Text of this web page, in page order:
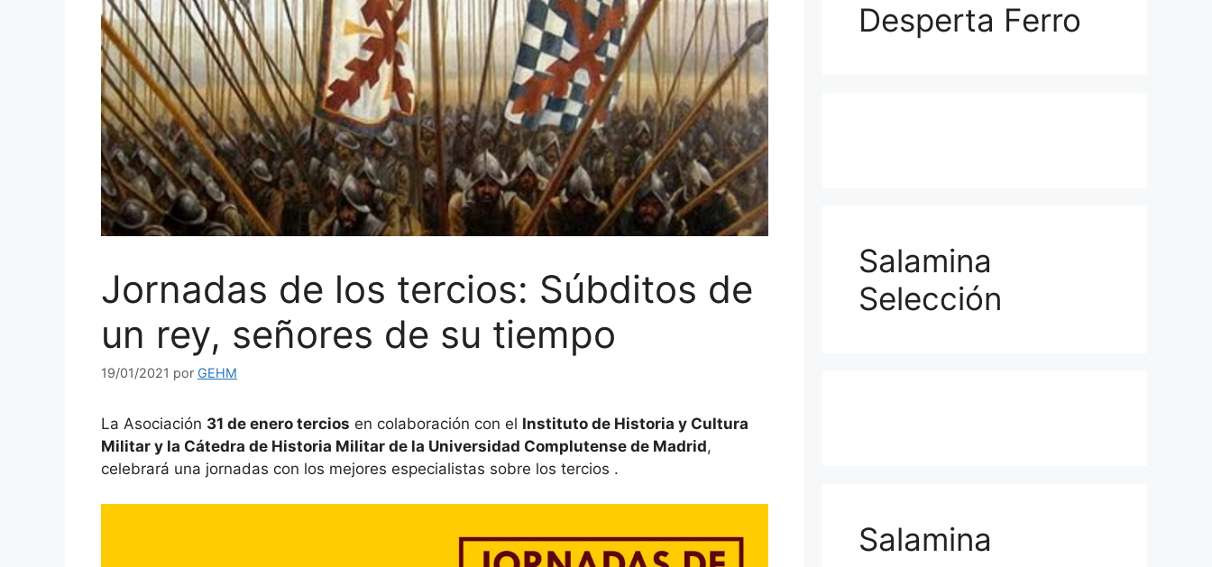
Jornadas de los tercios: Súbditos de
un rey, señores de su tiempo
19/01/2021 por GEHM
La Asociación 31 de enero tercios en colaboración con el Instituto de Historia y Cultura
Militar y la Cátedra de Historia Militar de la Universidad Complutense de Madrid,
celebrará una jornadas con los mejores especialistas sobre los tercios .
Desperta Ferro
Salamina
Selección
Salamina